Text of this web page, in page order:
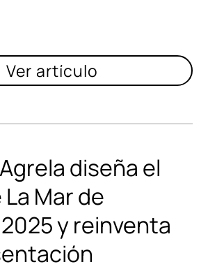
diseña el
Mar de
y reinventa